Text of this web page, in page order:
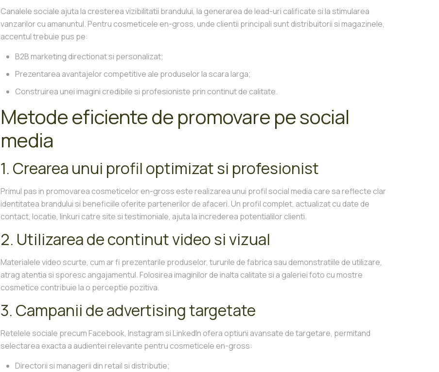
Canalele sociale ajuta la cresterea vizibilitatii brandului, la generarea de lead-uri calificate si la stimularea
vanzarilor cu amanuntul. Pentru cosmeticele en-gross, unde clientii principali sunt distribuitorii si magazinele,
accentul trebuie pus pe:
B2B marketing directionat si personalizat;
Prezentarea avantajelor competitive ale produselor la scara larga;
Construirea unei imagini credibile si profesioniste prin continut de calitate.
Metode eficiente de promovare pe social
media
1. Crearea unui profil optimizat si profesionist
Primul pas in promovarea cosmeticelor en-gross este realizarea unui profil social media care sa reflecte clar
identitatea brandului si beneficiile oferite partenerilor de afaceri. Un profil complet, actualizat cu date de
contact, locatie, linkuri catre site si testimoniale, ajuta la increderea potentialilor clienti.
2. Utilizarea de continut video si vizual
Materialele video scurte, cum ar fi prezentarile produselor, tururile de fabrica sau demonstratiile de utilizare,
atrag atentia si sporesc angajamentul. Folosirea imaginilor de inalta calitate si a galeriei foto cu mostre
cosmetice contribuie la o perceptie pozitiva.
3. Campanii de advertising targetate
Retelele sociale precum Facebook, Instagram si LinkedIn ofera optiuni avansate de targetare, permitand
selectarea exacta a audientei relevante pentru cosmeticele en-gross:
Directorii si managerii din retail si distributie;